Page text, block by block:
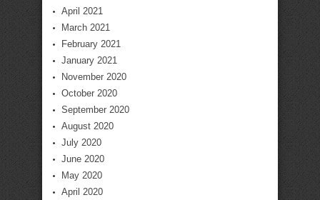
April 2021
March 2021
February 2021
January 2021
November 2020
October 2020
September 2020
August 2020
July 2020
June 2020
May 2020
April 2020